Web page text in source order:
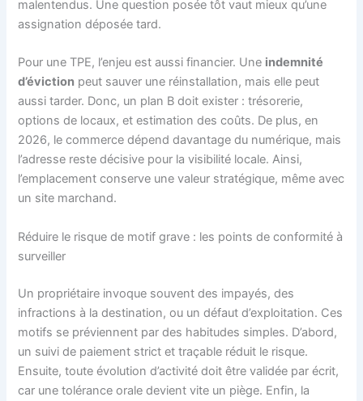
malentendus. Une question posée tôt vaut mieux qu’une
assignation déposée tard.
Pour une TPE, l’enjeu est aussi financier. Une indemnité
d’éviction peut sauver une réinstallation, mais elle peut
aussi tarder. Donc, un plan B doit exister : trésorerie,
options de locaux, et estimation des coûts. De plus, en
2026, le commerce dépend davantage du numérique, mais
l’adresse reste décisive pour la visibilité locale. Ainsi,
l’emplacement conserve une valeur stratégique, même avec
un site marchand.
Réduire le risque de motif grave : les points de conformité à
surveiller
Un propriétaire invoque souvent des impayés, des
infractions à la destination, ou un défaut d’exploitation. Ces
motifs se préviennent par des habitudes simples. D’abord,
un suivi de paiement strict et traçable réduit le risque.
Ensuite, toute évolution d’activité doit être validée par écrit,
car une tolérance orale devient vite un piège. Enfin, la